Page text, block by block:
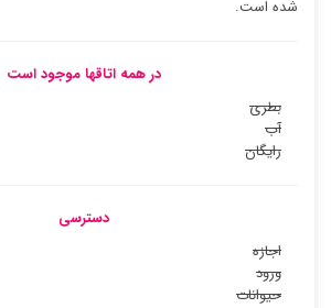
شده است.
در همه اتاقها موجود است
بطری
آب
رایگان
دسترسی
اجازه
ورود
حیوانات